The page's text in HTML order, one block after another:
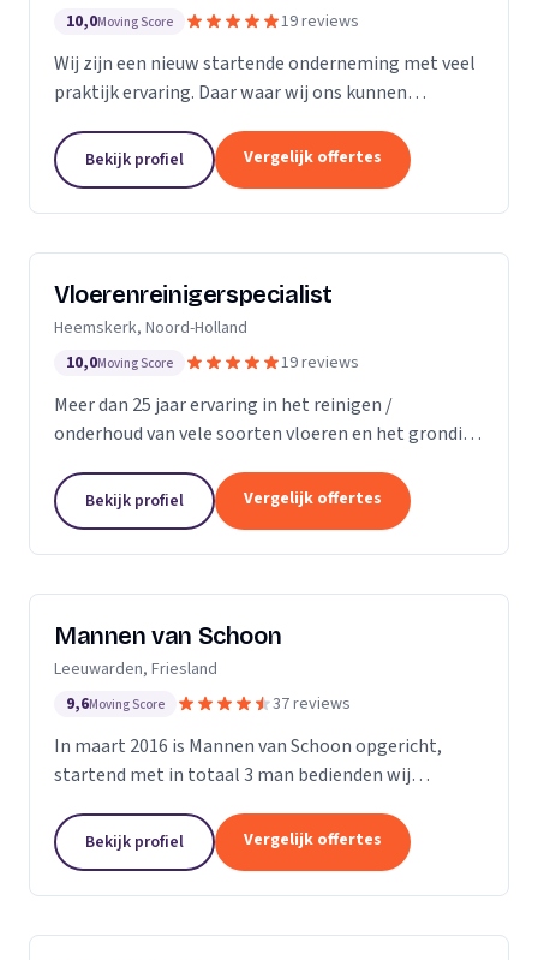
10,0Moving Score 19 reviews
Wij zijn een nieuw startende onderneming met veel
praktijk ervaring. Daar waar wij ons kunnen
schijven. Direct antwoord en flexibele
inzetbaarheid....
Bekijk profiel Vergelijk offertes
Vloerenreinigerspecialist
Heemskerk, Noord-Holland
10,0Moving Score 19 reviews
Meer dan 25 jaar ervaring in het reinigen /
onderhoud van vele soorten vloeren en het grondig
objecten zoals meubels en stoelen, zowel bij u
thuis...
Bekijk profiel Vergelijk offertes
Mannen van Schoon
Leeuwarden, Friesland
9,6Moving Score 37 reviews
In maart 2016 is Mannen van Schoon opgericht,
startend met in totaal 3 man bedienden wij
specialistische schoonmaak groeide Mannen van
Schoon al snel uit...
Bekijk profiel Vergelijk offertes